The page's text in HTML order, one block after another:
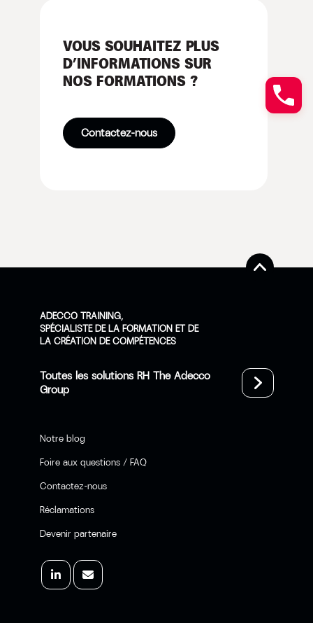
VOUS SOUHAITEZ PLUS
D’INFORMATIONS SUR
NOS FORMATIONS ?
Contactez-nous
ADECCO TRAINING,
SPÉCIALISTE DE LA FORMATION ET DE
LA CRÉATION DE COMPÉTENCES
Toutes les solutions RH The Adecco
Group
Notre blog
Foire aux questions / FAQ
Contactez-nous
Réclamations
Devenir partenaire